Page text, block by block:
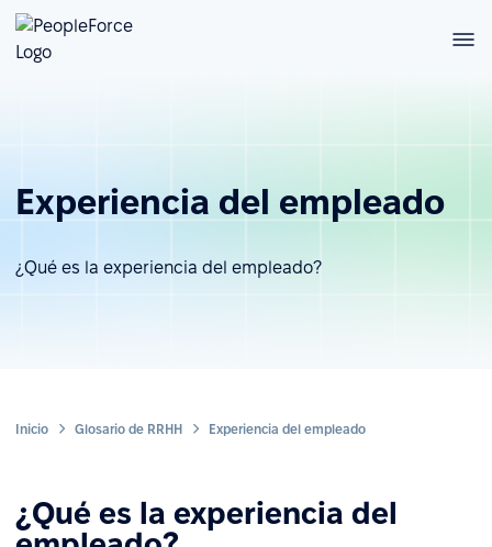
Experiencia del empleado
¿Qué es la experiencia del empleado?
Inicio Glosario de RRHH Experiencia del empleado
¿Qué es la experiencia del